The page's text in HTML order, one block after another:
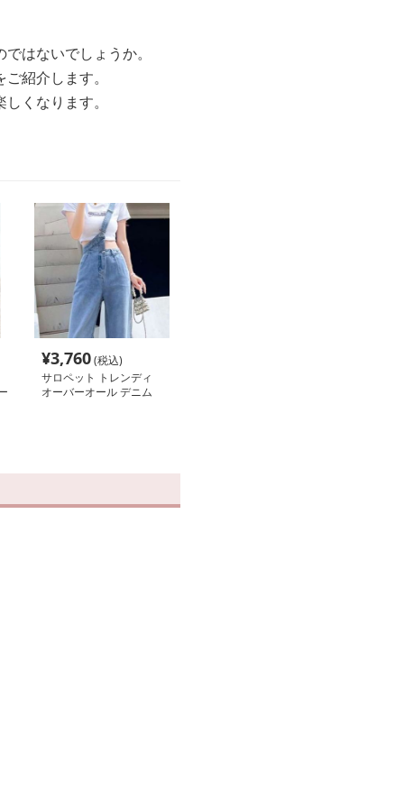
はないでしょうか。
紹介します。
くなります。
¥3,760(税込)
サロペット トレンディ
オーバーオール デニム